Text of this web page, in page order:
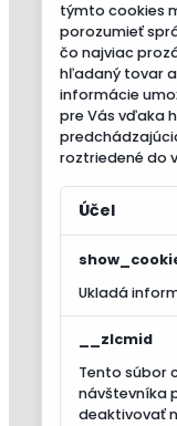
týmto cookies
porozumieť
čo najviac
hľadaný tovar
informácie
pre Vás vďaka
roztriedené do
Účel
Ukladá
__zlcmid
Tento súbor
návštevníka
deaktivovať